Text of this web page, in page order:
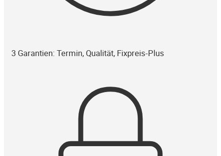
3 Garantien: Termin, Qualität, Fixpreis-Plus